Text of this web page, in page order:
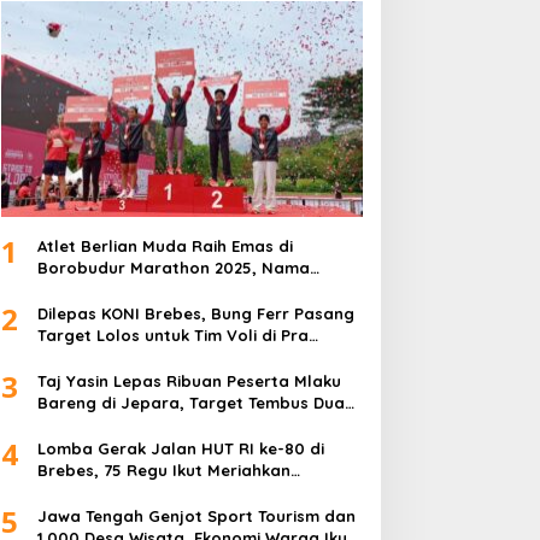
1
Atlet Berlian Muda Raih Emas di
Borobudur Marathon 2025, Nama
2
Dilepas KONI Brebes, Bung Ferr Pasang
Target Lolos untuk Tim Voli di Pra
3
Taj Yasin Lepas Ribuan Peserta Mlaku
Bareng di Jepara, Target Tembus Dua
4
Lomba Gerak Jalan HUT RI ke-80 di
Brebes, 75 Regu Ikut Meriahkan
5
Jawa Tengah Genjot Sport Tourism dan